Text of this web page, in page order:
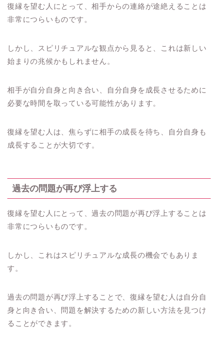
復縁を望む人にとって、相手からの連絡が途絶えることは
非常につらいものです。
しかし、スピリチュアルな観点から見ると、これは新しい
始まりの兆候かもしれません。
相手が自分自身と向き合い、自分自身を成長させるために
必要な時間を取っている可能性があります。
復縁を望む人は、焦らずに相手の成長を待ち、自分自身も
成長することが大切です。
過去の問題が再び浮上する
復縁を望む人にとって、過去の問題が再び浮上することは
非常につらいものです。
しかし、これはスピリチュアルな成長の機会でもありま
す。
過去の問題が再び浮上することで、復縁を望む人は自分自
身と向き合い、問題を解決するための新しい方法を見つけ
ることができます。